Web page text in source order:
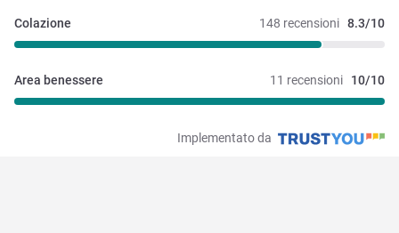
148 recensioni 8.3/10
Colazione
11 recensioni 10/10
Area benessere
Implementato da